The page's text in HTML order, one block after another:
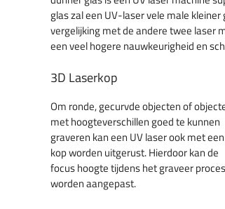
glas zal een UV-laser vele male
vergelijking met de andere twee laser
een veel hogere nauwkeurigheid en
3D Laserkop
Om ronde, gecurvde objecten of
met hoogteverschillen goed te kunnen
graveren kan een UV laser ook met
kop worden uitgerust. Hierdoor kan de
focus hoogte tijdens het graveer proces
worden aangepast.